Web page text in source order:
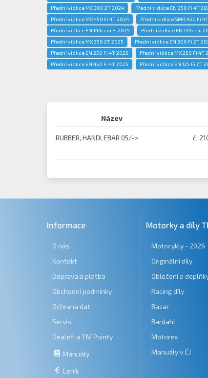
Přední vidlice MX 300 2T 2024
Přední vidlice EN 250 Fi 4T
Přední vidlice MX 450 Fi 4T 2024
Přední vidlice SMR 450 Fi
Přední vidlice EN 144ccm Fi 2025
Přední vidlice EN 144ccm
Přední vidlice MX 250 2T 2025
Přední vidlice EN 300 Fi 2T
Přední vidlice EN 250 Fi 4T 2025
Přední vidlice MX 250 Fi 4T
Přední vidlice EN 450 Fi 4T 2025
Přední vidlice EN 125 Fi 2T
Název
RUBBER, HANDLEBAR 05/-> č.
Informace
O nás
Kontakt
Doprava a platba
Obchodní podmínky
Ochrana dat
Servis
Dealeři a TM Pointy
Manuály
Ceník
Motorky a díly
Motocykly - 2026
Originální díly
Oblečení a
Racing díly
Bazar
Bardahl
Motorex
Manuály v ČJ